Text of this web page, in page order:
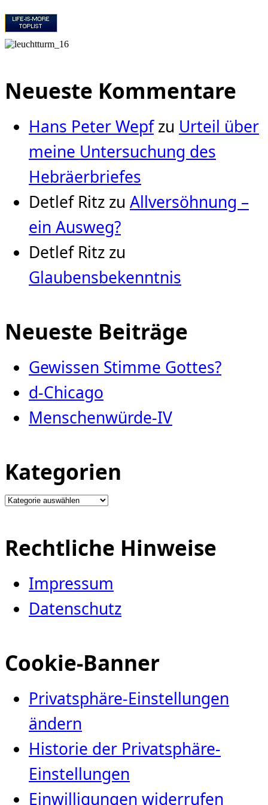
Neueste Kommentare
Hans Peter Wepfzu Urteil über
meine Untersuchung des
Hebräerbriefes
Detlef Ritz zu Allversöhnung –
ein Ausweg?
Detlef Ritz zu
Glaubensbekenntnis
Neueste Beiträge
Gewissen Stimme Gottes?
d-Chicago
Menschenwürde-IV
Kategorien
Kategorien
Rechtliche Hinweise
Impressum
Datenschutz
Cookie-Banner
Privatsphäre-Einstellungen
ändern
Historie der Privatsphäre-
Einstellungen
Einwilligungen widerrufen